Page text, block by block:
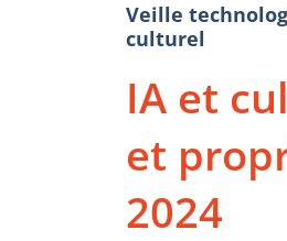
Veille
culturel
IA et
et
2024